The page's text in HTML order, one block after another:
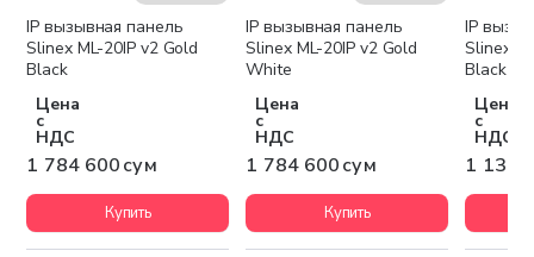
Бесплатная доставка
IP вызывная панель
Slinex ML-20IP v2 Gold
Black
Цена
с
НДС
1 784 600 сум
Купить
Бесплатная доставка
IP вызывная панель
Slinex ML-20IP v2 Gold
White
Цена
с
НДС
1 784 600 сум
Купить
IP
Slinex
Black
Цена
с
НДС
1 134